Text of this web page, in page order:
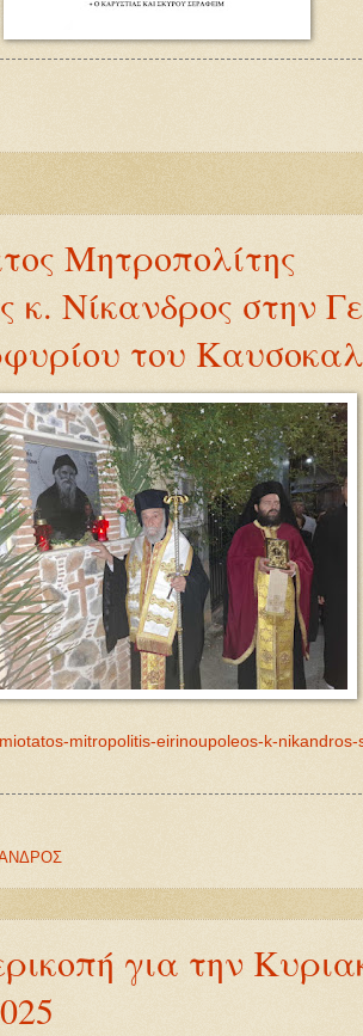
Μητροπολίτης
κ. Νίκανδρος στην
του
mitropolitis-eirinoupoleos-k-
για την